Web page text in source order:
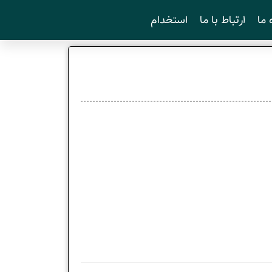
ما ارتباط با ما استخدام